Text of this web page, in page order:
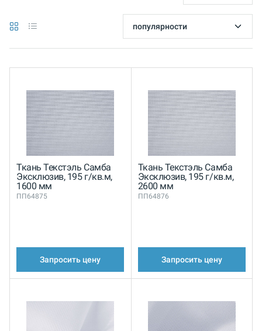
Ткань Текстэль Самба
Эксклюзив, 195 г/кв.м,
1600 мм
ПП64875
Запросить цену
Ткань Текстэль Самба
Эксклюзив, 195 г/кв.м,
2600 мм
ПП64876
Запросить цену